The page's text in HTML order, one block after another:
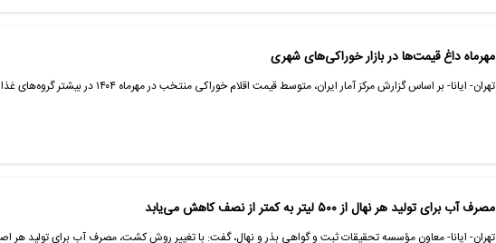
مهرماه داغ قیمت‌ها در بازار خوراکی‌های شهری
تهران- ایانا- بر اساس گزارش مرکز آمار ایران، متوسط قیمت اقلام خوراکی منتخب در مهرماه ۱۴۰۴ در بیشتر گروه‌های غذایی…
مصرف آب برای تولید هر نهال از ۵۰۰ لیتر به کمتر از نصف کاهش می‌یابد
تهران- ایانا- معاون مؤسسه تحقیقات ثبت و گواهی بذر و نهال، گفت: با تغییر روش کشت، مصرف آب برای تولید هر